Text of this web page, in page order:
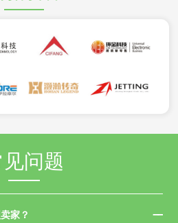
见问题
家？